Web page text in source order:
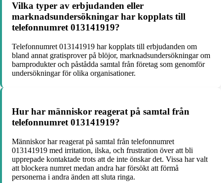
Vilka typer av erbjudanden eller
marknadsundersökningar har kopplats till
telefonnumret 013141919?
Telefonnumret 013141919 har kopplats till erbjudanden om
bland annat gratisprover på blöjor, marknadsundersökningar om
barnprodukter och påstådda samtal från företag som genomför
undersökningar för olika organisationer.
Hur har människor reagerat på samtal från
telefonnumret 013141919?
Människor har reagerat på samtal från telefonnumret
013141919 med irritation, ilska, och frustration över att bli
upprepade kontaktade trots att de inte önskar det. Vissa har valt
att blockera numret medan andra har försökt att förmå
personerna i andra änden att sluta ringa.